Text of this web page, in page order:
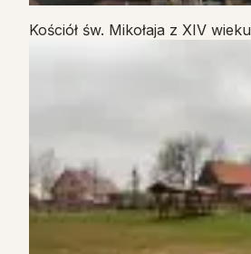
Kościół św. Mikołaja z XIV wieku